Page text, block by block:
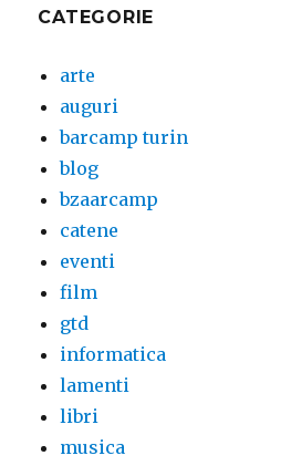
CATEGORIE
arte
auguri
barcamp turin
blog
bzaarcamp
catene
eventi
film
gtd
informatica
lamenti
libri
musica